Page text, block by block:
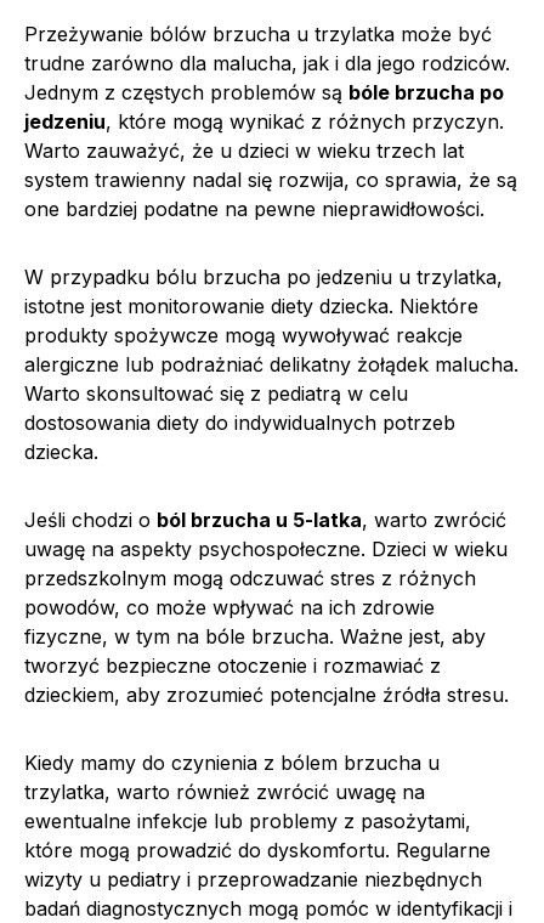
Przeżywanie bólów brzucha u trzylatka może być
trudne zarówno dla malucha, jak i dla jego rodziców.
Jednym z częstych problemów są bóle brzucha po
jedzeniu, które mogą wynikać z różnych przyczyn.
Warto zauważyć, że u dzieci w wieku trzech lat
system trawienny nadal się rozwija, co sprawia, że są
one bardziej podatne na pewne nieprawidłowości.
W przypadku bólu brzucha po jedzeniu u trzylatka,
istotne jest monitorowanie diety dziecka. Niektóre
produkty spożywcze mogą wywoływać reakcje
alergiczne lub podrażniać delikatny żołądek malucha.
Warto skonsultować się z pediatrą w celu
dostosowania diety do indywidualnych potrzeb
dziecka.
Jeśli chodzi o ból brzucha u 5-latka, warto zwrócić
uwagę na aspekty psychospołeczne. Dzieci w wieku
przedszkolnym mogą odczuwać stres z różnych
powodów, co może wpływać na ich zdrowie
fizyczne, w tym na bóle brzucha. Ważne jest, aby
tworzyć bezpieczne otoczenie i rozmawiać z
dzieckiem, aby zrozumieć potencjalne źródła stresu.
Kiedy mamy do czynienia z bólem brzucha u
trzylatka, warto również zwrócić uwagę na
ewentualne infekcje lub problemy z pasożytami,
które mogą prowadzić do dyskomfortu. Regularne
wizyty u pediatry i przeprowadzanie niezbędnych
badań diagnostycznych mogą pomóc w identyfikacji i